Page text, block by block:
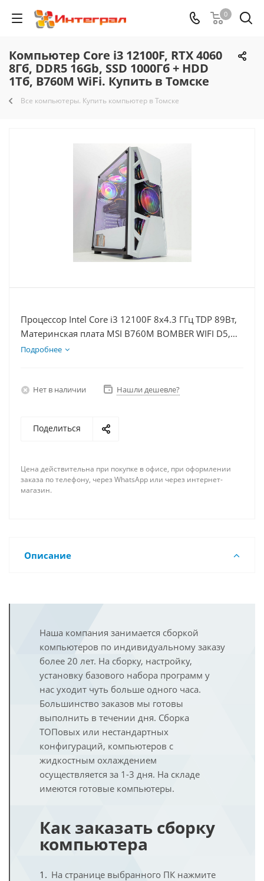
0
Компьютер Core i3 12100F, RTX 4060
8Гб, DDR5 16Gb, SSD 1000Гб + HDD
1Тб, B760M WiFi. Купить в Томске
Все компьютеры. Купить компьютер в Томске
Процессор Intel Core i3 12100F 8x4.3 ГГц TDP 89Вт,
Материнская плата MSI B760M BOMBER WIFI D5,
Видеокарта RTX 4060 8Гб, Память DDR5 16Gb,
Подробнее
Нет в наличии Нашли дешевле?
Поделиться
Цена действительна при покупке в офисе, при оформлении
заказа по телефону, через WhatsApp или через интернет-
магазин.
Описание
Наша компания занимается сборкой
компьютеров по индивидуальному заказу
более 20 лет. На сборку, настройку,
установку базового набора программ у
нас уходит чуть больше одного часа.
Большинство заказов мы готовы
выполнить в течении дня. Сборка
ТОПовых или нестандартных
конфигураций, компьютеров с
жидкостным охлаждением
осуществляется за 1-3 дня. На складе
имеются готовые компьютеры.
Как заказать сборку
компьютера
На странице выбранного ПК нажмите